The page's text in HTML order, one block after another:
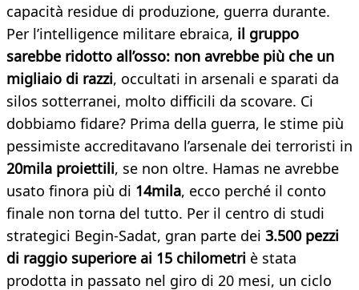
capacità residue di produzione, guerra durante.
Per l’intelligence militare ebraica, il gruppo
sarebbe ridotto all’osso: non avrebbe più che un
migliaio di razzi, occultati in arsenali e sparati da
silos sotterranei, molto difficili da scovare. Ci
dobbiamo fidare? Prima della guerra, le stime più
pessimiste accreditavano l’arsenale dei terroristi in
20mila proiettili, se non oltre. Hamas ne avrebbe
usato finora più di 14mila, ecco perché il conto
finale non torna del tutto. Per il centro di studi
strategici Begin-Sadat, gran parte dei 3.500 pezzi
di raggio superiore ai 15 chilometri è stata
prodotta in passato nel giro di 20 mesi, un ciclo